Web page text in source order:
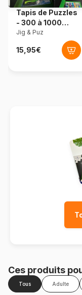
Dimensions
Tapis de Puzzles
- 300 à 1000
pièces
Jig & Puz
Ces produits
Tous Adulte